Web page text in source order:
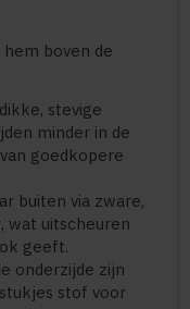
boven de
stevige
minder in de
goedkopere
buiten via zware,
wat uitscheuren
geeft.
onderzijde zijn
stof voor